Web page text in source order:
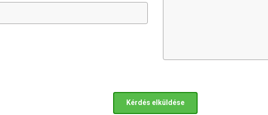
Kérdés elküldése